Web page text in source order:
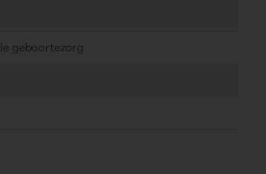
geboortezorg